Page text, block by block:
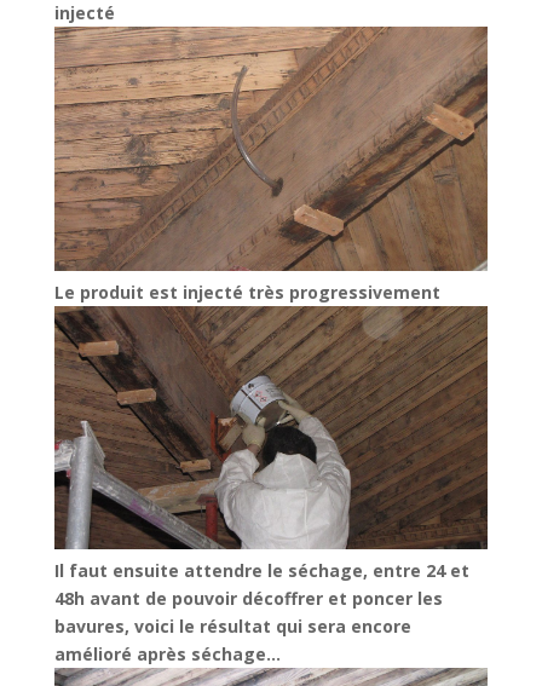
injecté
Le produit est injecté très progressivement
Il faut ensuite attendre le séchage, entre 24 et
48h avant de pouvoir décoffrer et poncer les
bavures, voici le résultat qui sera encore
amélioré après séchage…